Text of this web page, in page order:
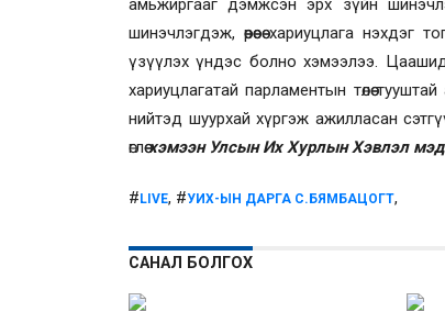
амьжиргааг дэмжсэн эрх зүйн
шинэчлэгдэж, өөрөөсөө хариуцлага
үзүүлэх үндэс болно хэмээлээ. Ц
хариуцлагатай парламентын төлөө
нийтэд шуурхай хүргэж ажилласан
өглөөхэмээн Улсын Их Хурлын Хэвлэл
#LIVE, #УИХ-ЫН ДАРГА С.БЯМБАЦОГТ,
САНАЛ БОЛГОХ